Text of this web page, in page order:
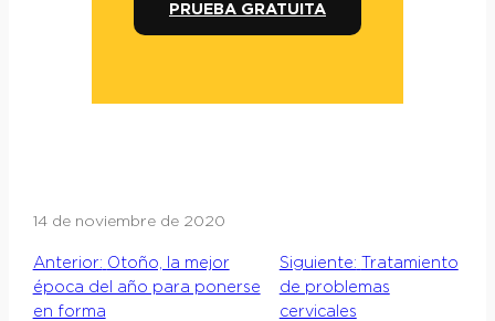
PRUEBA GRATUITA
14 de noviembre de 2020
Anterior: Otoño, la mejor
época del año para ponerse
en forma
Siguiente:
Tratamiento
de problemas
cervicales